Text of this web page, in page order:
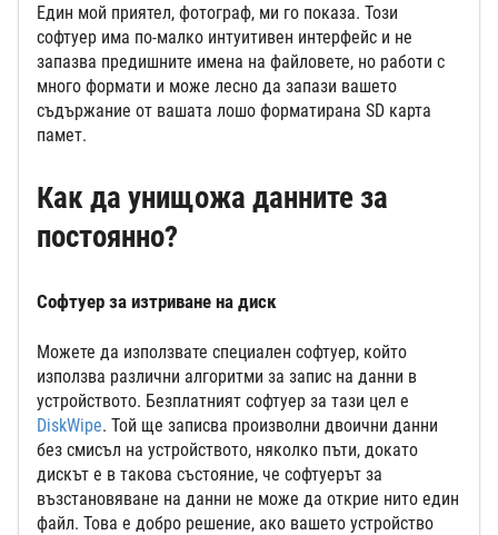
Един мой приятел, фотограф, ми го показа. Този
софтуер има по-малко интуитивен интерфейс и не
запазва предишните имена на файловете, но работи с
много формати и може лесно да запази вашето
съдържание от вашата лошо форматирана SD карта
памет.
Как да унищожа данните за
постоянно?
Софтуер за изтриване на диск
Можете да използвате специален софтуер, който
използва различни алгоритми за запис на данни в
устройството. Безплатният софтуер за тази цел е
DiskWipe. Той ще записва произволни двоични данни
без смисъл на устройството, няколко пъти, докато
дискът е в такова състояние, че софтуерът за
възстановяване на данни не може да открие нито един
файл. Това е добро решение, ако вашето устройство